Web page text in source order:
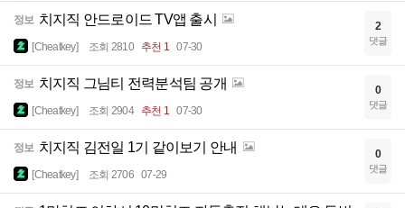
정보 치지직 안드로이드 TV앱 출시
[Cheatkey] 조회 2810 추천 1 07-30
2
댓글
정보 치지직 그님티 전력분석팀 공개
[Cheatkey] 조회 2904 추천 1 07-30
0
댓글
정보 치지직 김전일 1기 같이보기 안내
[Cheatkey] 조회 2706 07-29
0
댓글